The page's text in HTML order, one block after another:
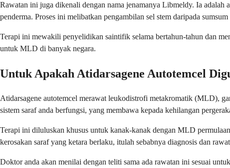
Rawatan ini juga dikenali dengan nama jenamanya Libmeldy. Ia adalah
penderma. Proses ini melibatkan pengambilan sel stem daripada
Terapi ini mewakili penyelidikan saintifik selama bertahun-tahun dan
untuk MLD di banyak negara.
Untuk Apakah Atidarsagene Autotemcel
Atidarsagene autotemcel merawat leukodistrofi metakromatik (MLD),
sistem saraf anda berfungsi, yang membawa kepada kehilangan
Terapi ini diluluskan khusus untuk kanak-kanak dengan MLD
kerosakan saraf yang ketara berlaku, itulah sebabnya diagnosis dan
Doktor anda akan menilai dengan teliti sama ada rawatan ini sesuai